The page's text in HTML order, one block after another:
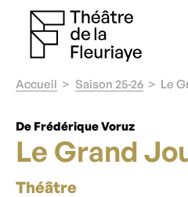
Accueil Saison 25-26 Le
De Frédérique Voruz
Le Grand
Théâtre